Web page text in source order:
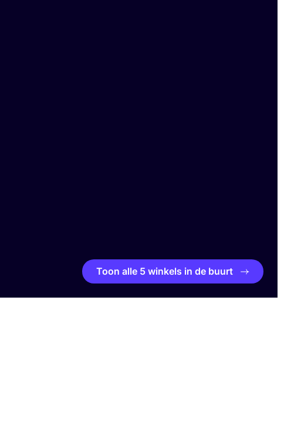
Toon alle 5 winkels in de buurt